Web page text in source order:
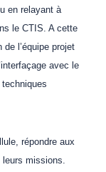
en relayant à
le CTIS. A cette
de l’équipe projet
avec le
répondre aux
missions.